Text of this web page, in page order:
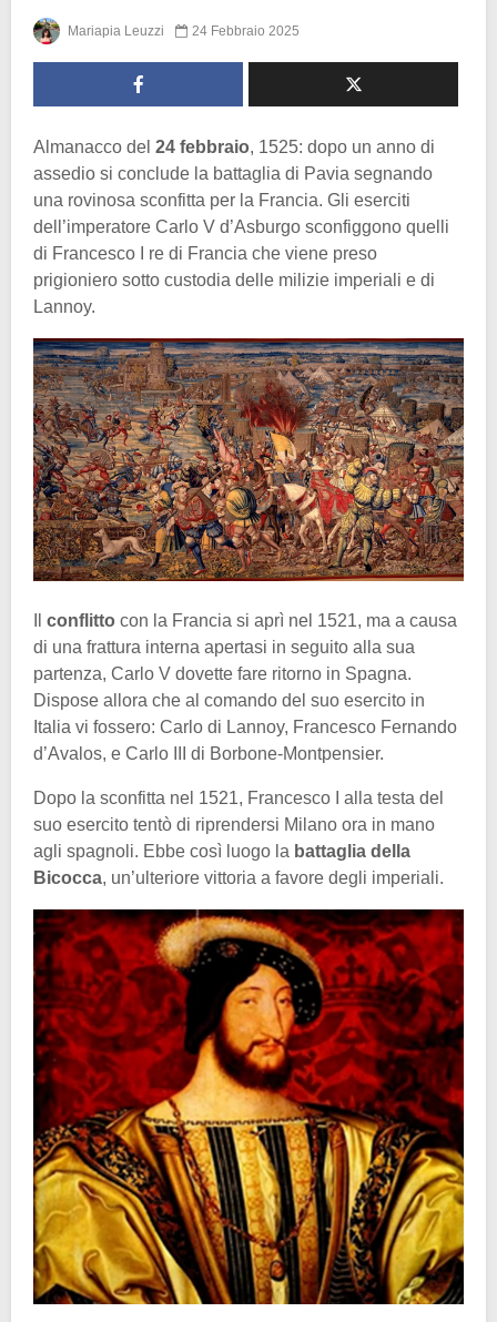
Mariapia Leuzzi 24 Febbraio 2025
Almanacco del 24 febbraio, 1525: dopo un anno di
assedio si conclude la battaglia di Pavia segnando
una rovinosa sconfitta per la Francia. Gli eserciti
dell’imperatore Carlo V d’Asburgo sconfiggono quelli
di Francesco I re di Francia che viene preso
prigioniero sotto custodia delle milizie imperiali e di
Lannoy.
conflitto con la Francia si aprì nel 1521, ma a causa
di una frattura interna apertasi in seguito alla sua
partenza, Carlo V dovette fare ritorno in Spagna.
Dispose allora che al comando del suo esercito in
Italia vi fossero: Carlo di Lannoy, Francesco Fernando
d’Avalos, e Carlo III di Borbone-Montpensier.
Dopo la sconfitta nel 1521, Francesco I alla testa del
suo esercito tentò di riprendersi Milano ora in mano
agli spagnoli. Ebbe così luogo la battaglia della
Bicocca, un’ulteriore vittoria a favore degli imperiali.